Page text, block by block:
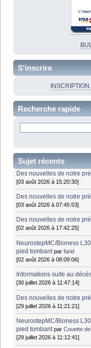
S'inscrire
Recherche rapide
Sujet récents
Des nouvelles de notre
[03 août 2026 à 15:20:30]
Des nouvelles de notre
[03 août 2026 à 07:45:53]
Des nouvelles de notre
[02 août 2026 à 17:42:25]
NeurostepMC/Bioness
pied tombant parfarid
[02 août 2026 à 08:09:06]
Informations suite au
[30 juillet 2026 à 11:47:14]
Des nouvelles de notre
[29 juillet 2026 à 11:21:21]
NeurostepMC/Bioness
pied tombant parCouette
[29 juillet 2026 à 11:12:41]